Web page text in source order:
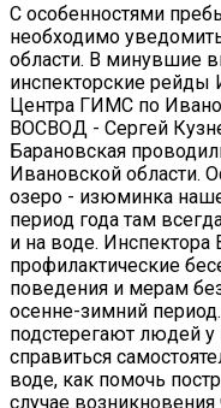
С особенностями
необходимо
области. В минувшие
инспекторские
Центра ГИМС по
ВОСВОД - Сергей
Барановская
Ивановской области.
озеро - изюминка
период года там
и на воде.
профилактические
поведения и мерам
осенне-зимний
подстерегают людей
справиться
воде, как помочь
случае